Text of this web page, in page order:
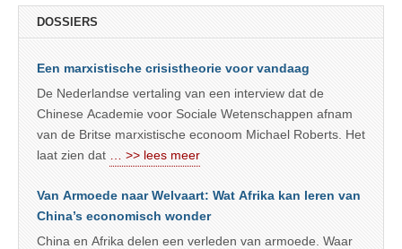
DOSSIERS
Een marxistische crisistheorie voor vandaag
De Nederlandse vertaling van een interview dat de
Chinese Academie voor Sociale Wetenschappen afnam
van de Britse marxistische econoom Michael Roberts. Het
laat zien dat
… >> lees meer
Van Armoede naar Welvaart: Wat Afrika kan leren van
China’s economisch wonder
China en Afrika delen een verleden van armoede. Waar